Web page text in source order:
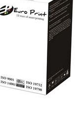
Alte